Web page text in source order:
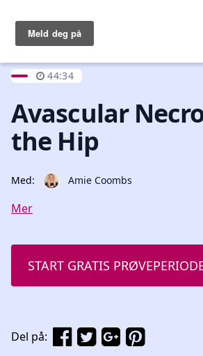
Open main menu
44:34
Avascular
the Hip
Med: Amie Coombs
Mer
START GRATIS
Del på: